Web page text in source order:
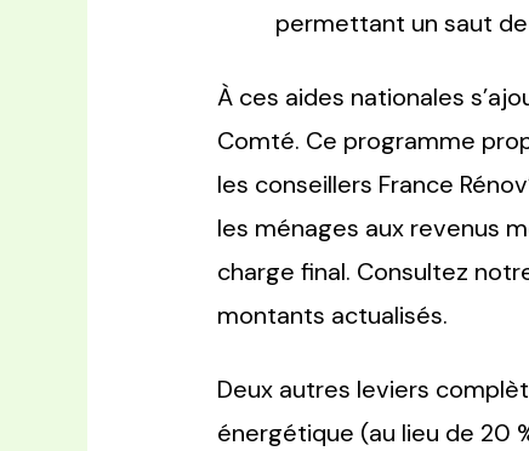
permettant un saut de
À ces aides nationales
Comté. Ce programme
les conseillers France
les ménages aux revenus
charge final. Consultez
montants actualisés.
Deux autres leviers
énergétique (au lieu de 20